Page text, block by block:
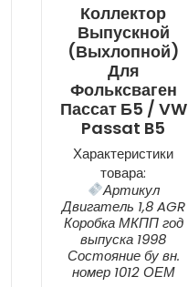
Коллектор
Выпускной
(выхлопной)
Для
Фольксваген
Пассат Б5 / VW
Passat B5
Характеристики
товара:
Артикул
Двигатель 1,8 AGR
Коробка МКПП год
выпуска 1998
Состояние бу вн.
номер 1012 ОЕМ